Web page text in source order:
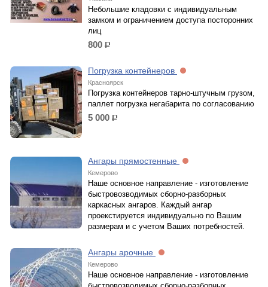
Небольшие кладовки с индивидуальным
замком и ограничением доступа посторонних
лиц
800 р.
Погрузка контейнеров
Красноярск
Погрузка контейнеров тарно-штучным грузом,
паллет погрузка негабарита по согласованию
5 000 р.
Ангары прямостенные
Кемерово
Наше основное направление - изготовление
быстровозводимых сборно-разборных
каркасных ангаров. Каждый ангар
проекстируется индивидуально по Вашим
размерам и с учетом Ваших потребностей.
Ангары арочные
Кемерово
Наше основное направление - изготовление